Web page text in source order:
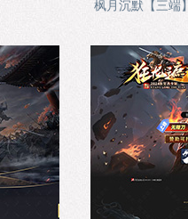
枫月沉默【三端】